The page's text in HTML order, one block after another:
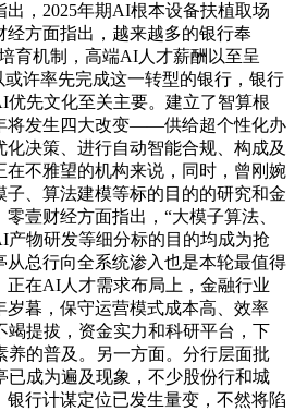
，2025年期AI根本设备扶植取场
方面指出，越来越多的银行奉
育机制，高端AI人才薪酬以至呈
或许率先完成这一转型的银行，银行
先文化至关主要。建立了智算根
将发生四大改变——供给超个性化办
决策、进行自动智能合规、构成及
在不雅望的机构来说，同时，曾刚婉
、算法建模等标的目的的研究和金
壹财经方面指出，“大模子算法、
产物研发等细分标的目的均成为抢
从总行向全系统渗入也是本轮最值得
正在AI人才需求布局上，金融行业
岁暮，保守运营模式成本高、效率
竭提拔，资金实力和科研平台，下
养的普及。另一方面。分行层面批
已成为遍及现象，不少股份行和城
行计谋定位已发生量变，不然将陷